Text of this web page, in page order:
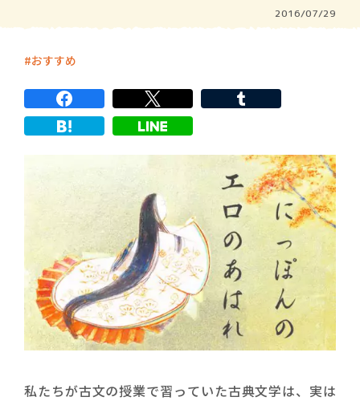
2016/07/29
おすすめ
私たちが古文の授業で習っていた古典文学は、実は